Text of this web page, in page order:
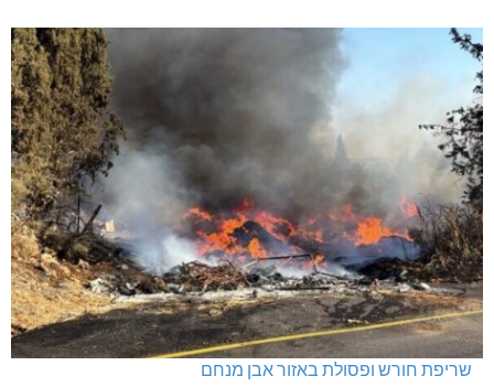
שריפת חורש ופסולת באזור אבן מנחם